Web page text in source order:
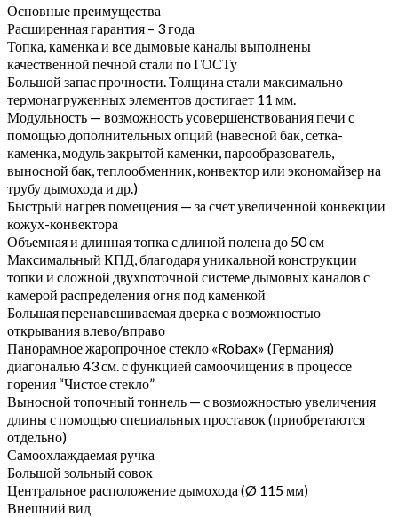
Основные преимущества
Расширенная гарантия – 3 года
Топка, каменка и все дымовые каналы выполнены
качественной печной стали по ГОСТу
Большой запас прочности. Толщина стали максимально
термонагруженных элементов достигает 11 мм.
Модульность — возможность усовершенствования печи с
помощью дополнительных опций (навесной бак, сетка-
каменка, модуль закрытой каменки, парообразователь,
выносной бак, теплообменник, конвектор или экономайзер на
трубу дымохода и др.)
Быстрый нагрев помещения — за счет увеличенной конвекции
кожух-конвектора
Объемная и длинная топка с длиной полена до 50 см
Максимальный КПД, благодаря уникальной конструкции
топки и сложной двухпоточной системе дымовых каналов с
камерой распределения огня под каменкой
Большая перенавешиваемая дверка с возможностью
открывания влево/вправо
Панорамное жаропрочное стекло «Robax» (Германия)
диагональю 43 см. с функцией самоочищения в процессе
горения “Чистое стекло”
Выносной топочный тоннель — с возможностью увеличения
длины с помощью специальных проставок (приобретаются
отдельно)
Самоохлаждаемая ручка
Большой зольный совок
Центральное расположение дымохода (Ø 115 мм)
Внешний вид